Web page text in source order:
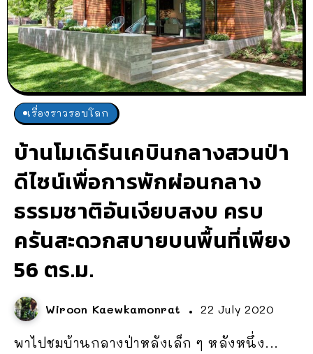
เรื่องราวรอบโลก
บ้านโมเดิร์นเคบินกลางสวนป่า
ดีไซน์เพื่อการพักผ่อนกลาง
ธรรมชาติอันเงียบสงบ ครบ
ครันสะดวกสบายบนพื้นที่เพียง
56 ตร.ม.
Wiroon Kaewkamonrat 22 July 2020
พาไปชมบ้านกลางป่าหลังเล็ก ๆ หลังหนึ่ง...